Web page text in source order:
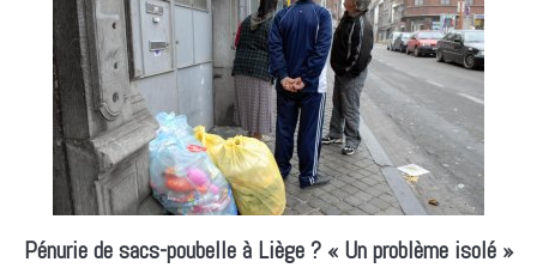
Pénurie de sacs-poubelle à Liège ? « Un problème isolé »